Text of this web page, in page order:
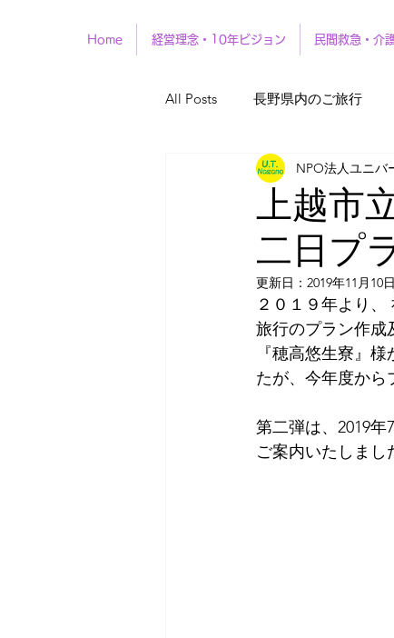
Home 経営理念・10年ビジョン 民間救急・介
All Posts 長野県内のご旅行
上越市
二日プ
NPO法人ユニバ
更新日： 2019年11月10日
２０１９年より
旅行のプラン作成
『穂高悠生寮』
たが、今年度から
第二弾は、2019
ご案内いたしまし